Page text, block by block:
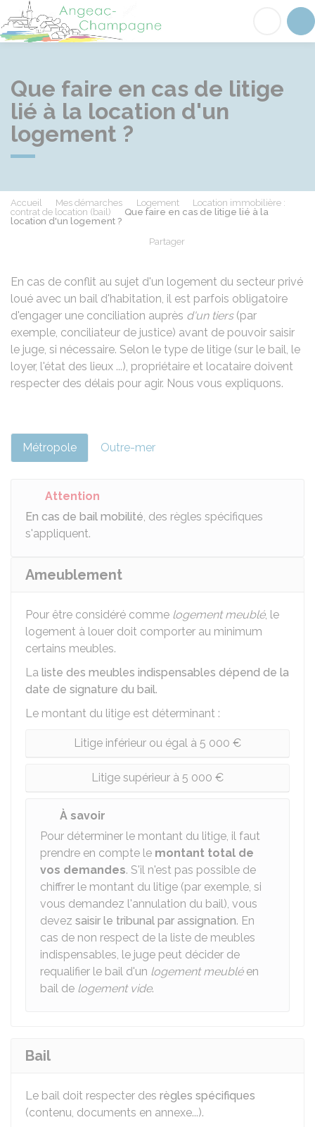
Angeac-Champagne
Que faire en cas de litige
lié à la location d'un
logement ?
Accueil Mes démarches Logement
Location immobilière :
contrat de location (bail)
Que faire en cas de litige lié à la
location d'un logement ?
Partager
En cas de conflit au sujet d'un logement du secteur privé
loué avec un bail d'habitation, il est parfois obligatoire
d'engager une conciliation auprès d'un tiers(par
exemple, conciliateur de justice) avant de pouvoir saisir
le juge, si nécessaire. Selon le type de litige (sur le bail, le
loyer, l'état des lieux ...), propriétaire et locataire doivent
respecter des délais pour agir. Nous vous expliquons.
Métropole Outre-mer
Attention
En cas de bail mobilité, des règles spécifiques
s'appliquent.
Ameublement
Pour être considéré comme logement meublé, le
logement à louer doit comporter au minimum
certains meubles.
La liste des meubles indispensables dépend de la
date de signature du bail.
Le montant du litige est déterminant :
Litige inférieur ou égal à 5 000 €
Litige supérieur à 5 000 €
À savoir
Pour déterminer le montant du litige, il faut
prendre en compte le montant total de
vos demandes. S'il n'est pas possible de
chiffrer le montant du litige (par exemple, si
vous demandez l'annulation du bail), vous
devez saisir le tribunal par assignation. En
cas de non respect de la liste de meubles
indispensables, le juge peut décider de
requalifier le bail d'un logement meubléen
bail de logement vide.
Bail
Le bail doit respecter des règles spécifiques
(contenu, documents en annexe...).